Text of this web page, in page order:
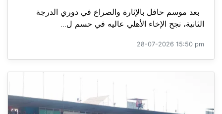
بعد موسم حافل بالإثارة والصراع في دوري الدرجة
الثانية، نجح الإخاء الأهلي عاليه في حسم ل...
28-07-2026 15:50 pm